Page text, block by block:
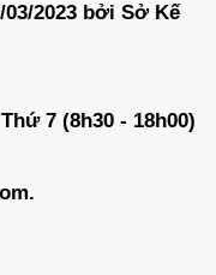
03/2023 bởi Sở Kế
7 (8h30 - 18h00)
.